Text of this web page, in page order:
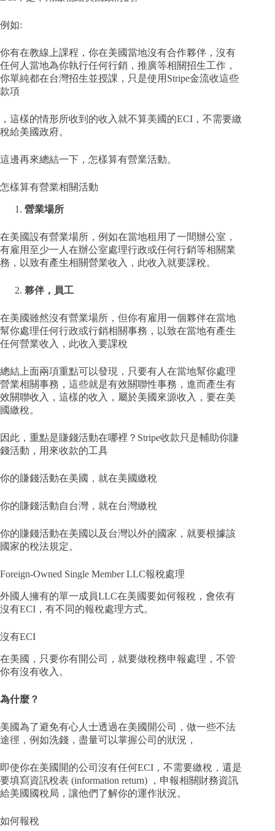
例如:
你有在教線上課程，你在美國當地沒有合作夥伴，沒有
任何人當地為你執行任何行銷，推廣等相關招生工作，
你單純都在台灣招生並授課，只是使用Stripe金流收這些
款項
，這樣的情形所收到的收入就不算美國的ECI，不需要繳
稅給美國政府。
這邊再來總結一下，怎樣算有營業活動。
怎樣算有營業相關活動
營業場所
在美國設有營業場所，例如在當地租用了一間辦公室，
有雇用至少一人在辦公室處理行政或任何行銷等相關業
務，以致有產生相關營業收入，此收入就要課稅。
夥伴，員工
在美國雖然沒有營業場所，但你有雇用一個夥伴在當地
幫你處理任何行政或行銷相關事務，以致在當地有產生
任何營業收入，此收入要課稅
總結上面兩項重點可以發現，只要有人在當地幫你處理
營業相關事務，這些就是有效關聯性事務，進而產生有
效關聯收入，這樣的收入，屬於美國來源收入，要在美
國繳稅。
因此，重點是賺錢活動在哪裡？Stripe收款只是輔助你賺
錢活動，用來收款的工具
你的賺錢活動在美國，就在美國繳稅
你的賺錢活動自台灣，就在台灣繳稅
你的賺錢活動在美國以及台灣以外的國家，就要根據該
國家的稅法規定。
Foreign-Owned Single Member LLC報稅處理
外國人擁有的單一成員LLC在美國要如何報稅，會依有
沒有ECI，有不同的報稅處理方式。
沒有ECI
在美國，只要你有開公司，就要做稅務申報處理，不管
你有沒有收入。
為什麼？
美國為了避免有心人士透過在美國開公司，做一些不法
途徑，例如洗錢，盡量可以掌握公司的狀況，
即使你在美國開的公司沒有任何ECI，不需要繳稅，還是
要填寫資訊稅表 (information return) ，申報相關財務資訊
給美國國稅局，讓他們了解你的運作狀況。
如何報稅